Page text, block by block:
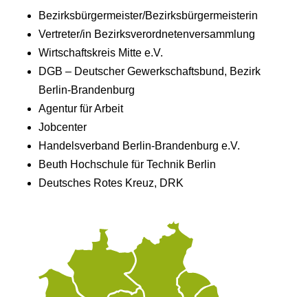
Bezirksbürgermeister/Bezirksbürgermeisterin
Vertreter/in Bezirksverordnetenversammlung
Wirtschaftskreis Mitte e.V.
DGB – Deutscher Gewerkschaftsbund, Bezirk
Berlin-Brandenburg
Agentur für Arbeit
Jobcenter
Handelsverband Berlin-Brandenburg e.V.
Beuth Hochschule für Technik Berlin
Deutsches Rotes Kreuz, DRK